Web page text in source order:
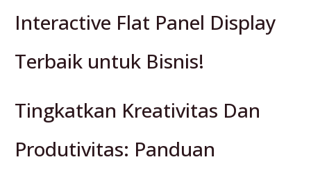
Interactive Flat Panel Display
Terbaik untuk Bisnis!
Tingkatkan Kreativitas Dan
Produtivitas: Panduan